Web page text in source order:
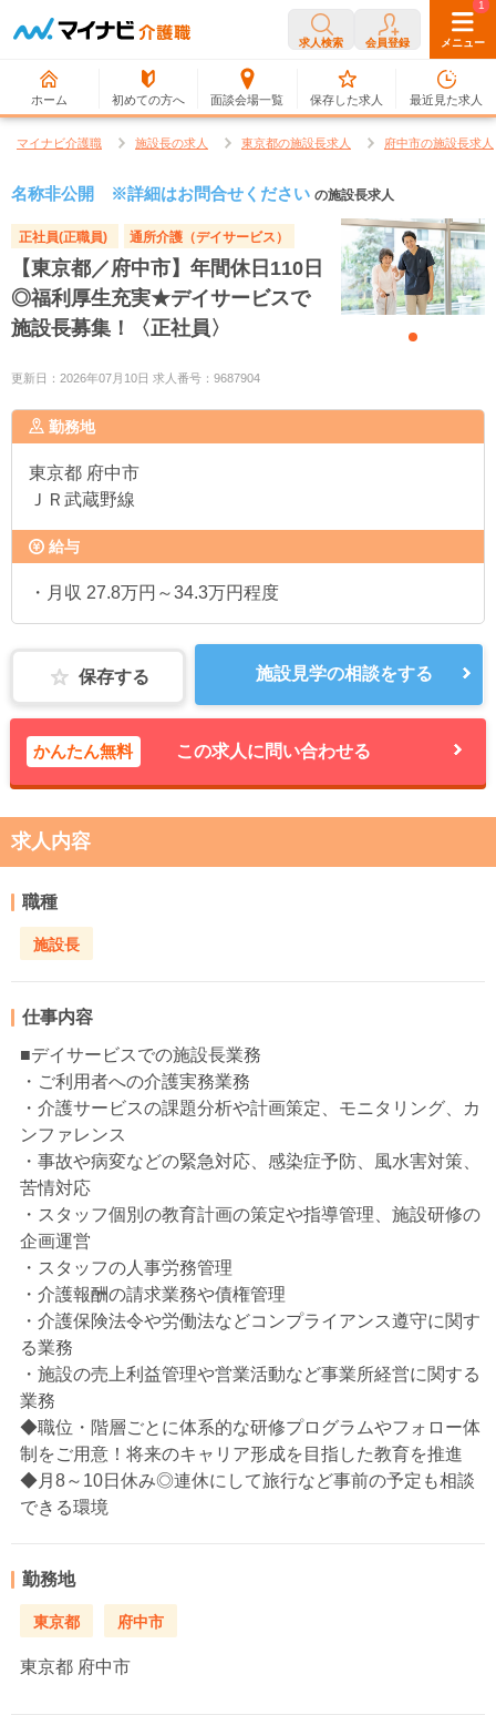
求人検索 会員登録 メニュー
ホーム 初めての方へ 面談会場一覧
0
保存した求人
1
最近見た求人
マイナビ介護職 施設長の求人 東京都の施設長求人 府中市の施設長求人
名称非公開 ※詳細はお問合せください の施設長求人
正社員(正職員) 通所介護（デイサービス）
【東京都／府中市】年間休日110日
◎福利厚生充実★デイサービスで
施設長募集！〈正社員〉
更新日：2026年07月10日 求人番号：9687904
勤務地
東京都 府中市
ＪＲ武蔵野線
給与
・月収 27.8万円～34.3万円程度
保存する 施設見学の相談をする
かんたん無料 この求人に問い合わせる
求人内容
職種
施設長
仕事内容
■デイサービスでの施設長業務
・ご利用者への介護実務業務
・介護サービスの課題分析や計画策定、モニタリング、カ
ンファレンス
・事故や病変などの緊急対応、感染症予防、風水害対策、
苦情対応
・スタッフ個別の教育計画の策定や指導管理、施設研修の
企画運営
・スタッフの人事労務管理
・介護報酬の請求業務や債権管理
・介護保険法令や労働法などコンプライアンス遵守に関す
る業務
・施設の売上利益管理や営業活動など事業所経営に関する
業務
◆職位・階層ごとに体系的な研修プログラムやフォロー体
制をご用意！将来のキャリア形成を目指した教育を推進
◆月8～10日休み◎連休にして旅行など事前の予定も相談
できる環境
勤務地
東京都 府中市
東京都 府中市